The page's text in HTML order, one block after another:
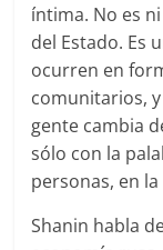
íntima. No es
del Estado. Es
ocurren en
comunitarios,
gente cambia
sólo con la
personas, en
Shanin habla